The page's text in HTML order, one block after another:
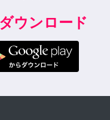
ウンロード